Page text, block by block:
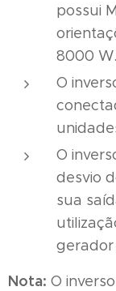
possui
8000 W.
O
O
desvio
sua
gerador
Nota: O